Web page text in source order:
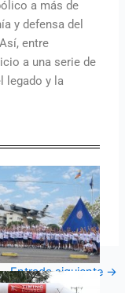
a más de
y defensa del
entre
a una serie de
legado y la
Entrada siguiente →